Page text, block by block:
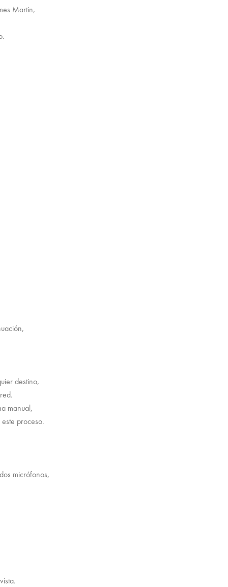
Martin,
destino,
manual,
proceso.
micrófonos,